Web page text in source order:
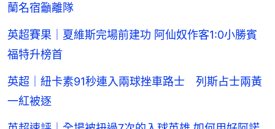
蘭名宿籲離隊
英超賽果｜夏維斯完場前建功 阿仙奴作客1:0小勝賓
福特升榜首
英超｜紐卡素91秒連入兩球挫車路士 列斯占士兩黃
一紅被逐